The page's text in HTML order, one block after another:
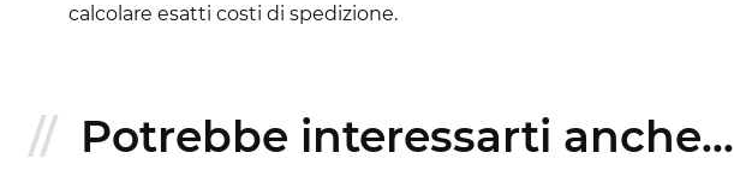
calcolare esatti costi di spedizione.
Potrebbe interessarti anche...